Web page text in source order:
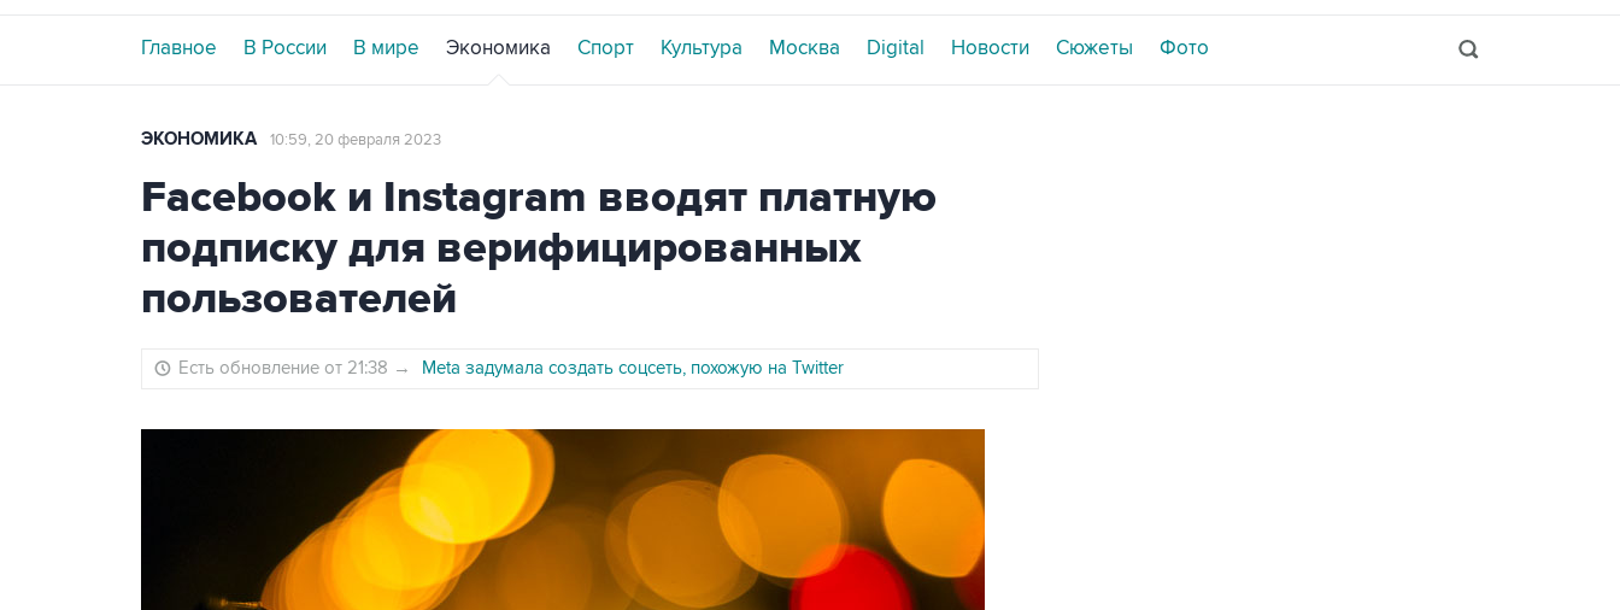
Главное В России В мире Экономика Спорт Культура Москва Digital Новости Сюжеты Фото
ЭКОНОМИКА 10:59, 20 февраля 2023
Facebook и Instagram вводят платную
подписку для верифицированных
пользователей
Есть обновление от 21:38 → Meta задумала создать соцсеть, похожую на Twitter